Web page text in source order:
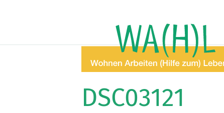
DSC03121